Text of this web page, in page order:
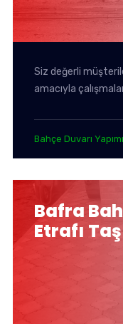
Siz değerli
amacıyla
Bahçe Duvarı Yapımı
Bafra
Etrafı